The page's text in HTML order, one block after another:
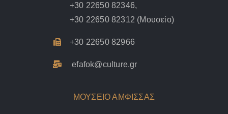
+30 22650 82346,
+30 22650 82312 (Μουσείο)
+30 22650 82966
efafok@culture.gr
ΜΟΥΣΕΙΟ ΑΜΦΙΣΣΑΣ